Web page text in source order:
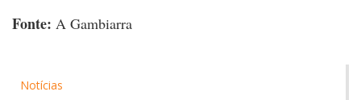
Fonte: A Gambiarra
Notícias